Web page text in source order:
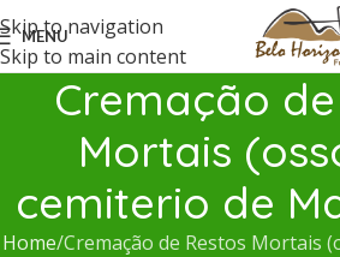
Skip to navigation
Skip to main content
MENU
Cremação
Mortais
cemiterio de
Home Cremação de Restos Mortais